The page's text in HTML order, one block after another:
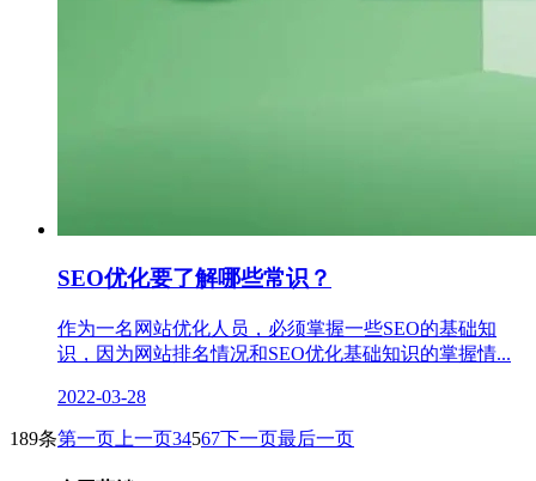
SEO优化要了解哪些常识？
作为一名网站优化人员，必须掌握一些SEO的基础知
识，因为网站排名情况和SEO优化基础知识的掌握情...
2022-03-28
189条第一页 上一页34567下一页最后一页